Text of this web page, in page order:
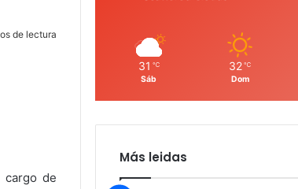
de lectura
cargo de
31 ℃
Sáb
32 ℃
Dom
Más leidas